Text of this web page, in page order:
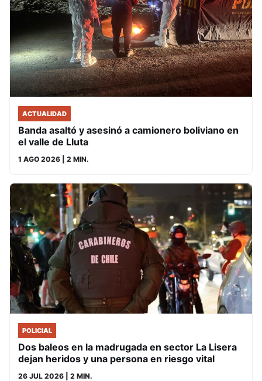
ACTUALIDAD
Banda asaltó y asesinó a camionero boliviano en
el valle de Lluta
1 AGO 2026 | 2 MIN.
POLICIAL
Dos baleos en la madrugada en sector La Lisera
dejan heridos y una persona en riesgo vital
26 JUL 2026 | 2 MIN.